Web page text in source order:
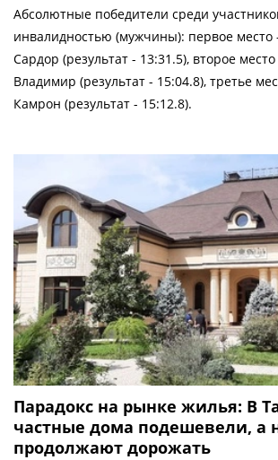
Абсолютные победители среди
инвалидностью (мужчины): первое место
Сардор (результат - 13:31.5), второе
Владимир (результат - 15:04.8), третье
Камрон (результат - 15:12.8).
Парадокс на рынке жилья: В
частные дома подешевели, а
продолжают дорожать